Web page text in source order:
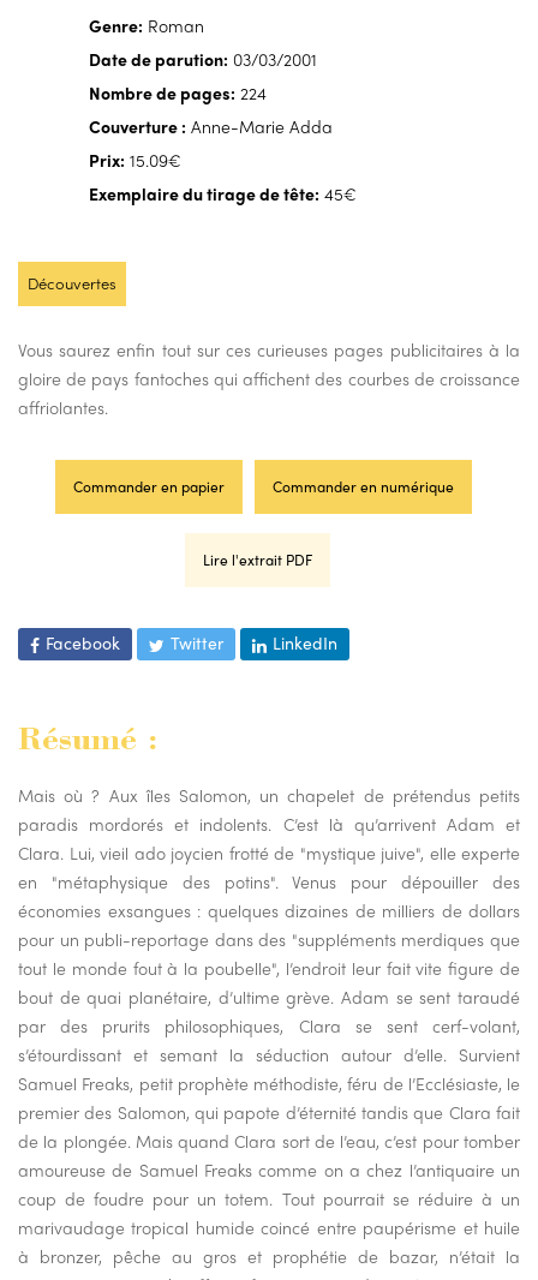
Genre: Roman
Date de parution: 03/03/2001
Nombre de pages: 224
Couverture : Anne-Marie Adda
Prix: 15.09€
Exemplaire du tirage de tête: 45€
Découvertes
Vous saurez enfin tout sur ces curieuses pages publicitaires à la
gloire de pays fantoches qui affichent des courbes de croissance
affriolantes.
Commander en papier Commander en numérique
Lire l'extrait PDF
Facebook Twitter LinkedIn
Résumé :
Mais où ? Aux îles Salomon, un chapelet de prétendus petits
paradis mordorés et indolents. C’est là qu’arrivent Adam et
Clara. Lui, vieil ado joycien frotté de "mystique juive", elle experte
en "métaphysique des potins". Venus pour dépouiller des
économies exsangues : quelques dizaines de milliers de dollars
pour un publi-reportage dans des "suppléments merdiques que
tout le monde fout à la poubelle", l’endroit leur fait vite figure de
bout de quai planétaire, d’ultime grève. Adam se sent taraudé
par des prurits philosophiques, Clara se sent cerf-volant,
s’étourdissant et semant la séduction autour d’elle. Survient
Samuel Freaks, petit prophète méthodiste, féru de l’Ecclésiaste, le
premier des Salomon, qui papote d’éternité tandis que Clara fait
de la plongée. Mais quand Clara sort de l’eau, c’est pour tomber
amoureuse de Samuel Freaks comme on a chez l’antiquaire un
coup de foudre pour un totem. Tout pourrait se réduire à un
marivaudage tropical humide coincé entre paupérisme et huile
à bronzer, pêche au gros et prophétie de bazar, n’était la